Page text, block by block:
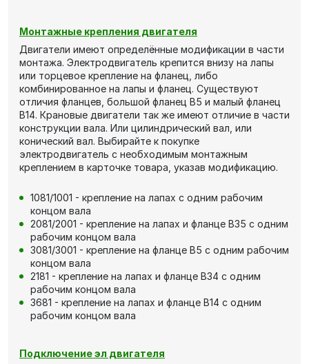
Монтажные крепления двигателя
Двигатели имеют определённые модификации в части
монтажа. Электродвигатель крепится внизу на лапы
или торцевое крепление на фланец, либо
комбинированное на лапы и фланец. Существуют
отличия фланцев, большой фланец В5 и малый фланец
В14. Крановые двигатели так же имеют отличие в части
конструкции вала. Или цилиндрический вал, или
конический вал. Выбирайте к покупке
электродвигатель с необходимым монтажным
креплением в карточке товара, указав модификацию.
1081/1001 - крепление на лапах с одним рабочим
концом вала
2081/2001 - крепление на лапах и фланце В35 с одним
рабочим концом вала
3081/3001 - крепление на фланце В5 с одним рабочим
концом вала
2181 - крепление на лапах и фланце В34 с одним
рабочим концом вала
3681 - крепление на лапах и фланце В14 с одним
рабочим концом вала
Подключение эл двигателя